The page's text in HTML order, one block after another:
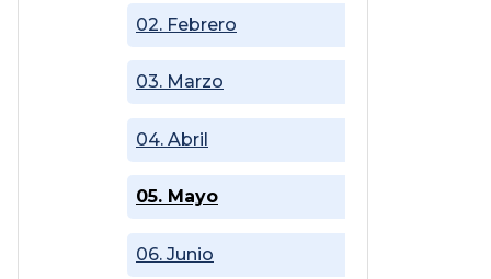
02. Febrero
03. Marzo
04. Abril
05. Mayo
06. Junio